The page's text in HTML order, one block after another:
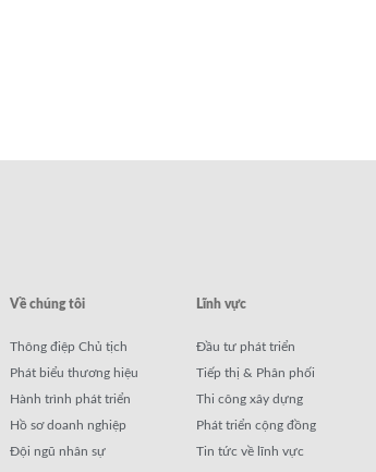
Về chúng tôi
Thông điệp Chủ tịch
Phát biểu thương hiệu
Hành trình phát triển
Hồ sơ doanh nghiệp
Đội ngũ nhân sự
Lĩnh vực
Đầu tư phát triển
Tiếp thị & Phân phối
Thi công xây dựng
Phát triển cộng đồng
Tin tức về lĩnh vực